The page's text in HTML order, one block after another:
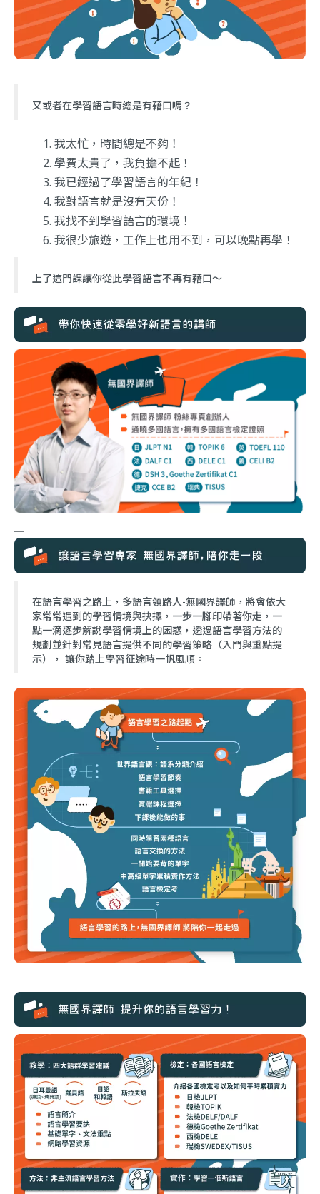
又或者在學習語言時總是有藉口嗎？
我太忙，時間總是不夠！
學費太貴了，我負擔不起！
我已經過了學習語言的年紀！
我對語言就是沒有天份！
我找不到學習語言的環境！
我很少旅遊，工作上也用不到，可以晚點再學！
上了這門課讓你從此學習語言不再有藉口～
在語言學習之路上，多語言領路人-無國界譯師，將會依大
家常常遇到的學習情境與抉擇，一步一腳印帶著你走，一
點一滴逐步解說學習情境上的困惑，透過語言學習方法的
規劃並針對常見語言提供不同的學習策略（入門與重點提
示）， 讓你踏上學習征途時一帆風順。